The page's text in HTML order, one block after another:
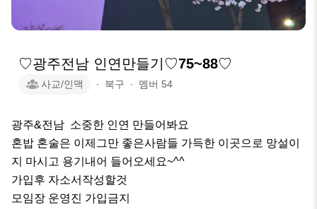
♡광주전남 인연만들기♡75~88♡
사교/인맥 ∙ 북구 ∙ 멤버 54
광주&전남  소중한 인연 만들어봐요
혼밥 혼술은 이제그만 좋은사람들 가득한 이곳으로 망설이
지 마시고 용기내어 들어오세요~^^
가입후 자소서작성할것
모임장 운영진 가입금지